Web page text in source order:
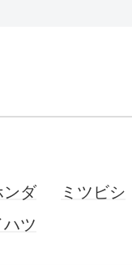
ンダ
ミツビシ
ハツ